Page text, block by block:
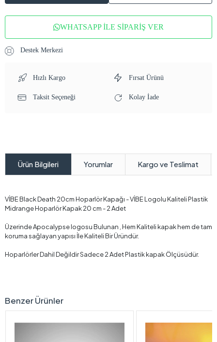
WHATSAPP İLE SİPARİŞ VER
Destek Merkezi
Hızlı Kargo Fırsat Ürünü
Taksit Seçeneği Kolay İade
Ürün Bilgileri Yorumlar Kargo ve Teslimat
VİBE Black Death 20cm Hoparlör Kapağı - VİBE Logolu Kaliteli Plastik
Midrange Hoparlör Kapak 20 cm - 2 Adet
Üzerinde Apocalypse logosu Bulunan , Hem Kaliteli kapak hem de tam
koruma sağlayan yapısı İle Kaliteli Bir Üründür.
Hoparlörler Dahil Değildir Sadece 2 Adet Plastik kapak Ölçüsüdür.
Benzer Ürünler